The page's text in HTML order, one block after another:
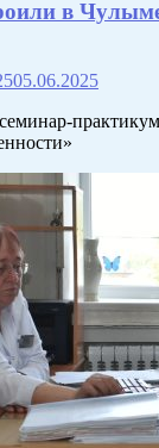
в
05.06.2025